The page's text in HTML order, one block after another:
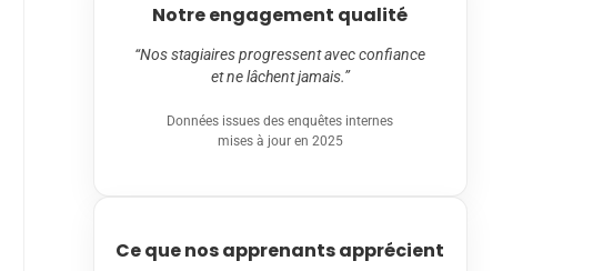
Notre engagement qualité
“Nos stagiaires progressent avec confiance
et ne lâchent jamais.”
Données issues des enquêtes internes
mises à jour en 2025
Ce que nos apprenants apprécient